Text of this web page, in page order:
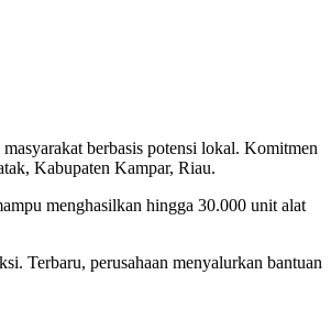
berbasis potensi lokal. Komitmen
Kabupaten Kampar, Riau.
menghasilkan hingga 30.000 unit alat
Terbaru, perusahaan menyalurkan bantuan